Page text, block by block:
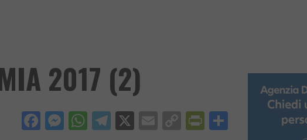
2017 (2)
Facebook
Messenger
WhatsApp
Telegram
X EmailCopyPrintFriendly
Condividi